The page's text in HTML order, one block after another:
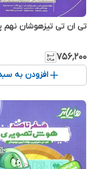
تی ان تی تیزهوشان
۷۵۶٬۲۰۰
افزودن به